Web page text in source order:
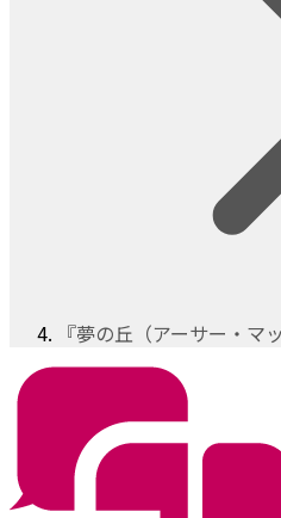
『夢の丘（アーサー・マ